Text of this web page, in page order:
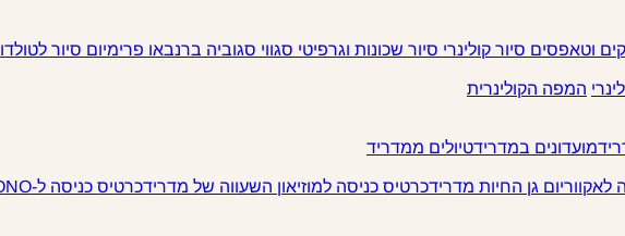
וטאפסים סיור קולינרי סיור שכונות וגרפיטי סגווי סגוביה ברנבאו פרימיום סיור לטולדו
המפה הקולינרית
מועדונים במדרידטיולים ממדריד
לאקווריום גן החיות מדרידכרטיס כניסה למוזיאון השעווה של מדרידכרטיס כניסה ל-IKONO מדריד